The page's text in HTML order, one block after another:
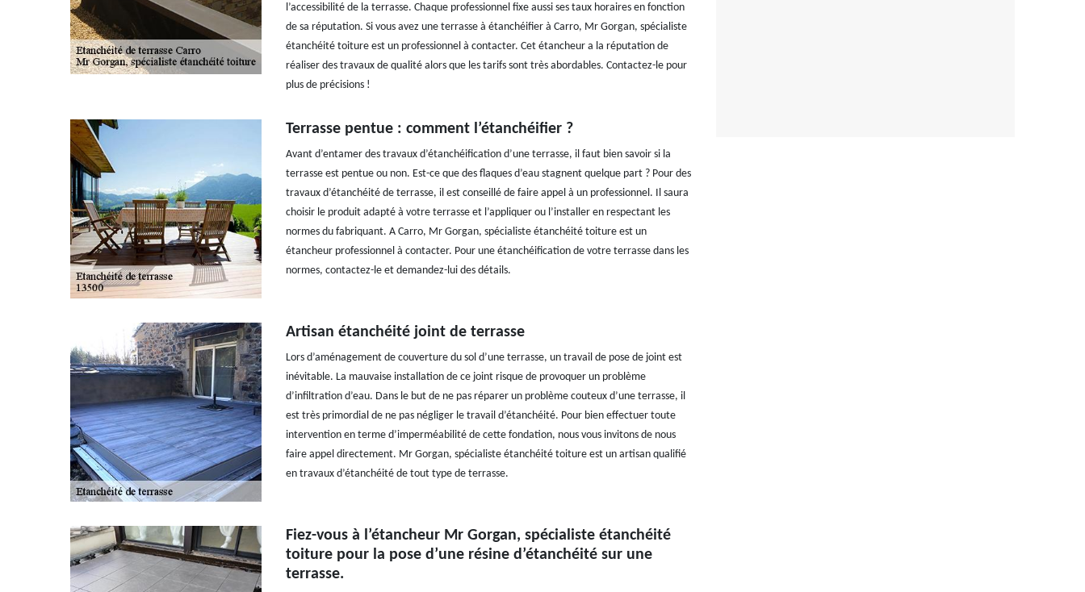
l’accessibilité de la terrasse. Chaque professionnel fixe aussi ses taux horaires en fonction
de sa réputation. Si vous avez une terrasse à étanchéifier à Carro, Mr Gorgan, spécialiste
étanchéité toiture est un professionnel à contacter. Cet étancheur a la réputation de
réaliser des travaux de qualité alors que les tarifs sont très abordables. Contactez-le pour
plus de précisions !
Terrasse pentue : comment l’étanchéifier ?
Avant d’entamer des travaux d’étanchéification d’une terrasse, il faut bien savoir si la
terrasse est pentue ou non. Est-ce que des flaques d’eau stagnent quelque part ? Pour des
travaux d’étanchéité de terrasse, il est conseillé de faire appel à un professionnel. Il saura
choisir le produit adapté à votre terrasse et l’appliquer ou l’installer en respectant les
normes du fabriquant. A Carro, Mr Gorgan, spécialiste étanchéité toiture est un
étancheur professionnel à contacter. Pour une étanchéification de votre terrasse dans les
normes, contactez-le et demandez-lui des détails.
Artisan étanchéité joint de terrasse
Lors d’aménagement de couverture du sol d’une terrasse, un travail de pose de joint est
inévitable. La mauvaise installation de ce joint risque de provoquer un problème
d’infiltration d’eau. Dans le but de ne pas réparer un problème couteux d’une terrasse, il
est très primordial de ne pas négliger le travail d’étanchéité. Pour bien effectuer toute
intervention en terme d’imperméabilité de cette fondation, nous vous invitons de nous
faire appel directement. Mr Gorgan, spécialiste étanchéité toiture est un artisan qualifié
en travaux d’étanchéité de tout type de terrasse.
Fiez-vous à l’étancheur Mr Gorgan, spécialiste étanchéité
toiture pour la pose d’une résine d’étanchéité sur une
terrasse.